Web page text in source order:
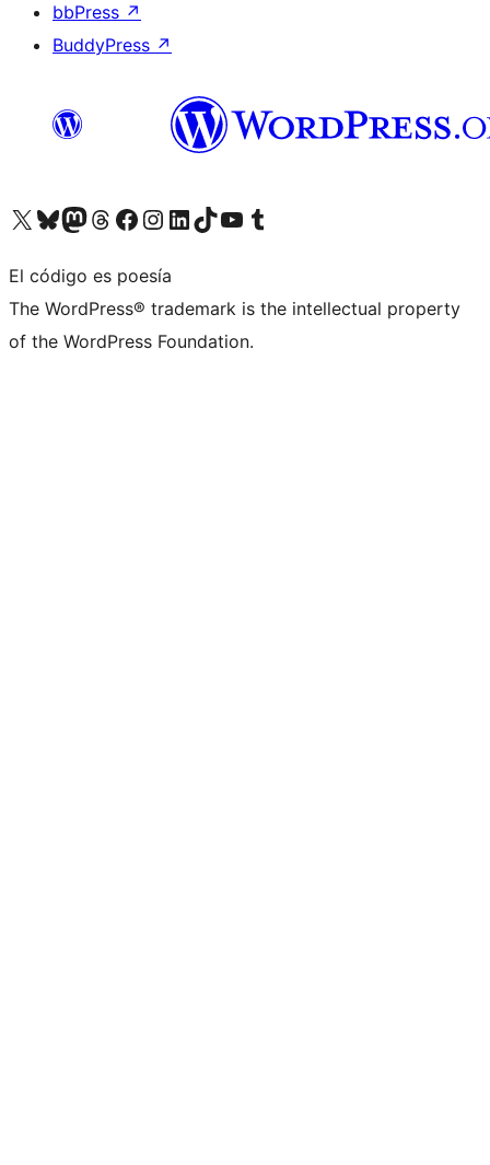
bbPress ↗
BuddyPress ↗
Visita nuestra cuenta de X (anteriormente Twitter)
Visita nuestra cuenta de Bluesky
Visita nuestra cuenta de Mastodon
Visita nuestra cuenta de Threads
Visita nuestra página de Facebook
Visita nuestra cuenta de Instagram
Visita nuestra cuenta de LinkedIn
Visita nuestra cuenta de TikTok
Visita nuestro canal de YouTube
Visita nuestra cuenta de Tumblr
El código es poesía
The WordPress® trademark is the intellectual property
of the WordPress Foundation.